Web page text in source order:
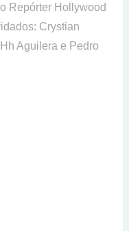
Repórter Hollywood
Crystian
Aguilera e Pedro